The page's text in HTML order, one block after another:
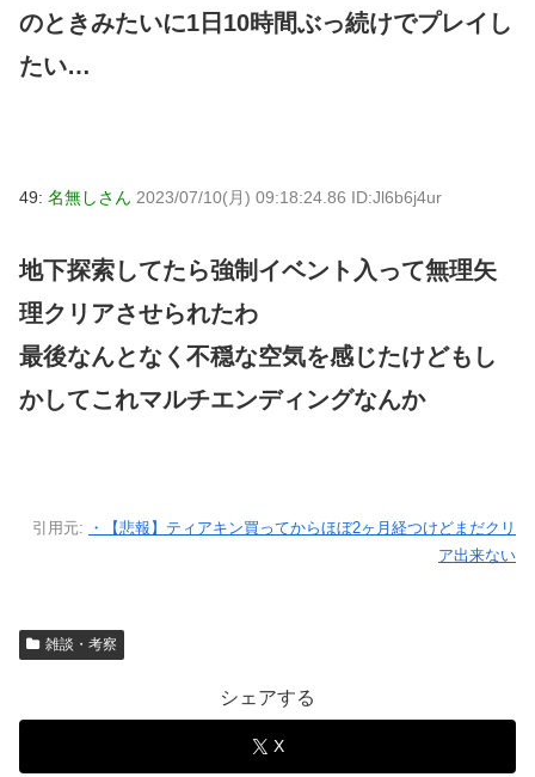
のときみたいに1日10時間ぶっ続けでプレイし
たい…
49: 名無しさん 2023/07/10(月) 09:18:24.86 ID:Jl6b6j4ur
地下探索してたら強制イベント入って無理矢
理クリアさせられたわ
最後なんとなく不穏な空気を感じたけどもし
かしてこれマルチエンディングなんか
引用元:
・【悲報】ティアキン買ってからほぼ2ヶ月経つけどまだクリ
ア出来ない
雑談・考察
シェアする
X